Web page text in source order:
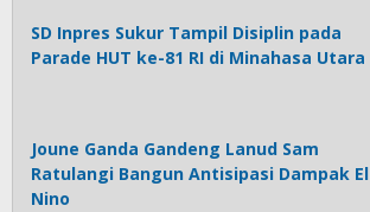
SD Inpres Sukur Tampil Disiplin pada
Parade HUT ke-81 RI di Minahasa Utara
Joune Ganda Gandeng Lanud Sam
Ratulangi Bangun Antisipasi Dampak El
Nino